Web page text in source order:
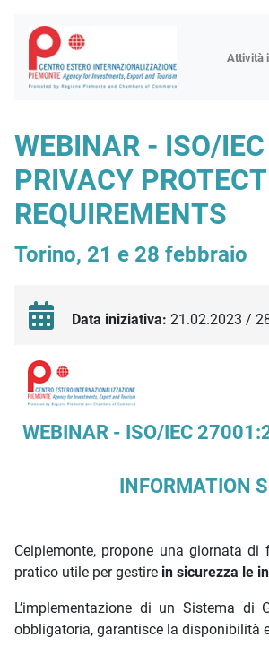
Attività
WEBINAR - ISO/
PRIVACY
REQUIREMENTS
Torino, 21 e 28 febbraio
Data iniziativa: 21.02.2023 /
Descrizione iniziativa
WEBINAR - ISO/IEC
INFORMATION
Ceipiemonte, propone una giornata
pratico utile per gestire in sicurezza le
L’implementazione di un Sistema di
obbligatoria, garantisce la disponibilità